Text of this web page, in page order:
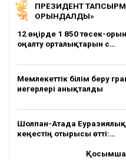
ПРЕЗИДЕНТ
ОРЫНДАЛДЫ»
12 өңірде 1 850 төсек-
оңалту орталықтарын с…
Мемлекеттік білім беру
иегерлері анықталды
Шолпан-Атада
кеңестің отырысы өтті:…
Қосымша